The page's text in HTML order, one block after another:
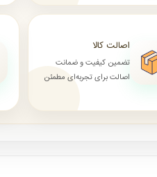
اصالت کالا
تضمین کیفیت و ضمانت
اصالت برای تجربه‌ای مطمئن